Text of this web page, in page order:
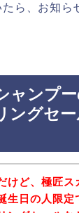
ら、お知ら
ャンプ
ングセ
けど、極匠ス
生日の人限定